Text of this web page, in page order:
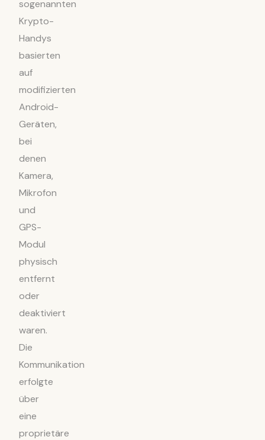
sogenannten
Krypto-
Handys
basierten
auf
modifizierten
Android-
Geräten,
bei
denen
Kamera,
Mikrofon
und
GPS-
Modul
physisch
entfernt
oder
deaktiviert
waren.
Die
Kommunikation
erfolgte
über
eine
proprietäre